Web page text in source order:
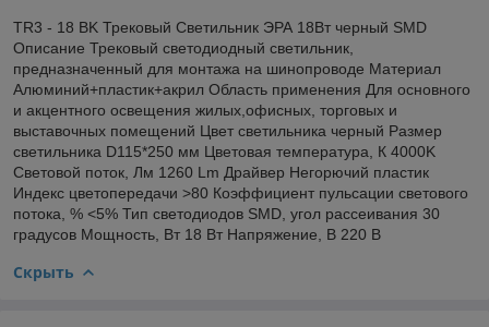
TR3 - 18 BK Трековый Светильник ЭРА 18Вт черный SMD
Описание Трековый светодиодный светильник,
предназначенный для монтажа на шинопроводе Материал
Алюминий+пластик+акрил Область применения Для основного
и акцентного освещения жилых,офисных, торговых и
выставочных помещений Цвет светильника черный Размер
светильника D115*250 мм Цветовая температура, К 4000K
Световой поток, Лм 1260 Lm Драйвер Негорючий пластик
Индекс цветопередачи >80 Коэффициент пульсации светового
потока, % <5% Тип светодиодов SMD, угол рассеивания 30
градусов Мощность, Вт 18 Вт Напряжение, В 220 В
Скрыть